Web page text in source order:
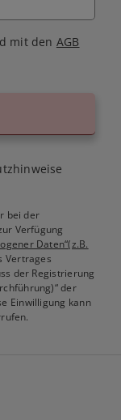
mit den AGB
bei der
Verfügung
Daten“(z.B.
Vertrages
der Registrierung
der
Einwilligung kann